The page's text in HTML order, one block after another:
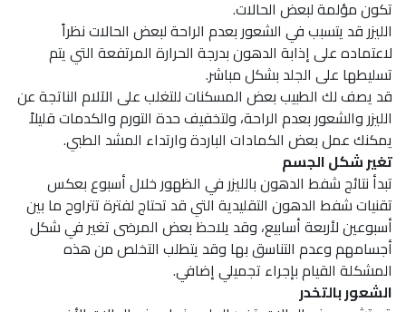
تكون مؤلمة لبعض الحالات.
الليزر قد يتسبب في الشعور بعدم الراحة لبعض الحالات نظراً
لاعتماده على إذابة الدهون بدرجة الحرارة المرتفعة التي يتم
تسليطها على الجلد بشكل مباشر.
قد يصف لك الطبيب بعض المسكنات للتغلب على الآلام الناتجة عن
الليزر والشعور بعدم الراحة، ولتخفيف حدة التورم والكدمات قليلاً
يمكنك عمل بعض الكمادات الباردة وارتداء المشد الطبي.
تغير شكل الجسم
تبدأ نتائج شفط الدهون بالليزر في الظهور خلال أسبوع بعكس
تقنيات شفط الدهون التقليدية التي قد تحتاج لفترة تتراوح ما بين
أسبوعين لأربعة أسابيع، وقد يلاحظ بعض المرضى تغير في شكل
أجسامهم وعدم التناسق بها وقد يتطلب التخلص من هذه
المشكلة القيام بإجراء تجميلي إضافي.
الشعور بالتخدر